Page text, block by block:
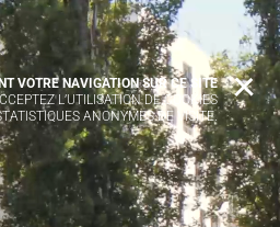
Video
Player
VOTRE NAVIGATION SUR CE SITE
L’UTILISATION DE COOKIES
ANONYMES DE VISITE.
X